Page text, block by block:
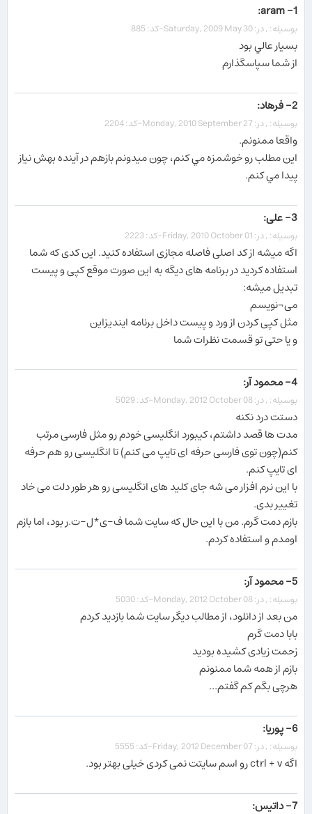
1- aram:
بوسیله: , در: Saturday, 2009 May 30-کد: 885
بسيار عالي بود
از شما سپاسگذارم
2- فرهاد:
بوسیله: , در: Monday, 2010 September 27-کد: 2204
واقعا ممنونم.
اين مطلب رو خوشمزه مي کنم، چون ميدونم بازهم در آينده بهش نياز
پيدا مي کنم.
3- علی:
بوسیله: , در: Friday, 2010 October 01-کد: 2223
اگه میشه از کد اصلی فاصله مجازی استفاده کنید. این کدی که شما
استفاده کردید در برنامه های دیگه به این صورت موقع کپی و پیست
تبدیل میشه:
می¬نویسم
مثل کپی کردن از ورد و پیست داخل برنامه ایندیزاین
و یا حتی تو قسمت نظرات شما
4- محمود آر:
بوسیله: , در: Monday, 2012 October 08-کد: 5029
دستت درد نکنه
مدت ها قصد داشتم، کیبورد انگلیسی خودم رو مثل فارسی مرتب
کنم(چون توی فارسی حرفه ای تایپ می کنم) تا انگلیسی رو هم حرفه
ای تایپ کنم.
با این نرم افزار می شه جای کلید های انگلیسی رو هر طور دلت می خاد
تغییر بدی.
بازم دمت گرم. من با این حال که سایت شما ف-ی*ل-ت.ر بود، اما بازم
اومدم و استفاده کردم.
5- محمود آر:
بوسیله: , در: Monday, 2012 October 08-کد: 5030
من بعد از دانلود، از مطالب دیگر سایت شما بازدید کردم
بابا دمت گرم
زحمت زیادی کشیده بودید
بازم از همه شما ممنونم
هرچی بگم کم گفتم...
6- پوریا:
بوسیله: , در: Friday, 2012 December 07-کد: 5555
اگه ctrl + v رو اسم سایتت نمی کردی خیلی بهتر بود.
7- داتیس: